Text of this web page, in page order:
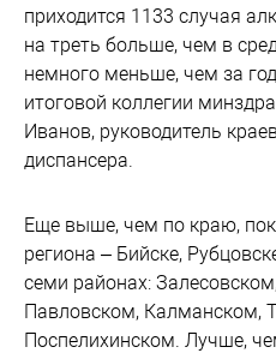
приходится 1133 случая
на треть больше, чем в
немного меньше, чем за
итоговой коллегии
Иванов, руководитель
диспансера.
Еще выше, чем по краю,
региона – Бийске,
семи районах:
Павловском, Калманском,
Поспелихинском. Лучше,